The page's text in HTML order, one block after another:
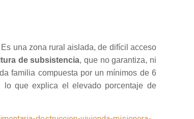
una zona rural aislada, de difícil acceso
de subsistencia, que no garantiza, ni
familia compuesta por un mínimos de 6
que explica el elevado porcentaje de